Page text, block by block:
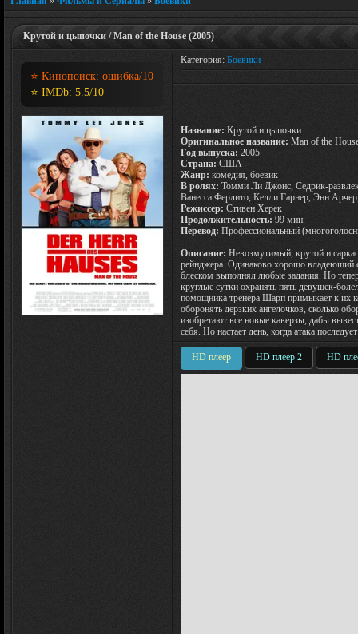
Крутой и цыпочки / Man of the House (2005)
⭐ Кинопоиск: ошибка/10
⭐ IMDb: 5.5/10
Категория: Боевики
Название: Крутой и цыпочки
Оригинальное название: Man of the
Год выпуска: 2005
Страна: США
Жанр: комедия, боевик
В ролях: Томми Ли Джонс, Седрик-
Ванесса Ферлито, Келли Гарнер, Энн
Режиссер: Стивен Херек
Продолжительность: 99 мин.
Перевод: Профессиональный
Описание: Невозмутимый, крутой и
рейнджера. Одинаково хорошо владеющий
блеском выполнял любые задания. Но
круглые сутки охранять пять девушек-
помощника тренера Шарп примыкает к их
оборонять дерзких ангелочков, сколько
изобретают все новые каверзы, дабы
себя. Но настает день, когда атака
HD плеер HD плеер 2 HD